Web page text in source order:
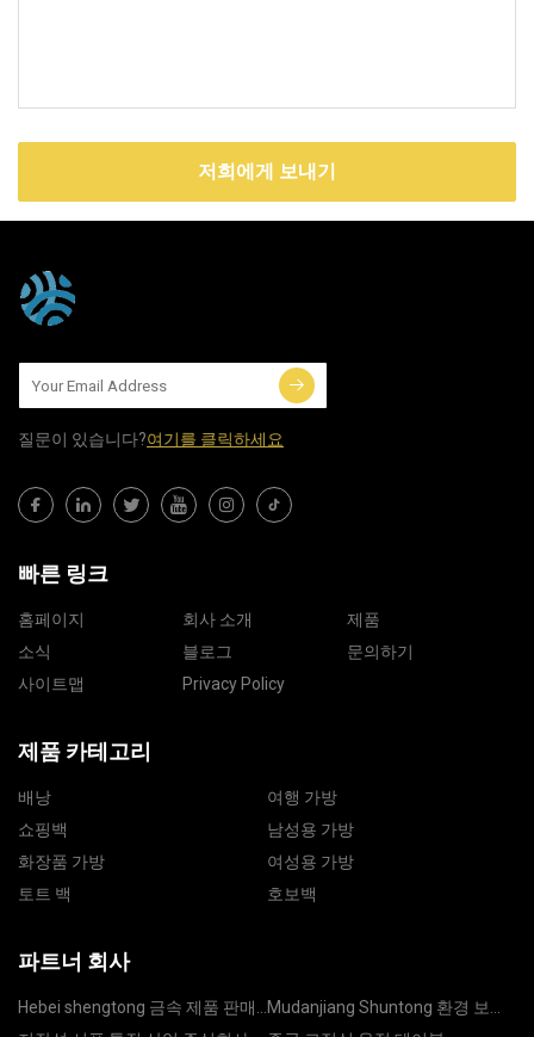
저희에게 보내기
질문이 있습니다?여기를 클릭하세요
빠른 링크
홈페이지 회사 소개
제품
소식
블로그
문의하기
사이트맵
Privacy Policy
제품 카테고리
배낭
여행 가방
쇼핑백
남성용 가방
화장품 가방
여성용 가방
토트 백
호보백
파트너 회사
Hebei shengtong 금속 제품 판매
Mudanjiang Shuntong 환경 보호